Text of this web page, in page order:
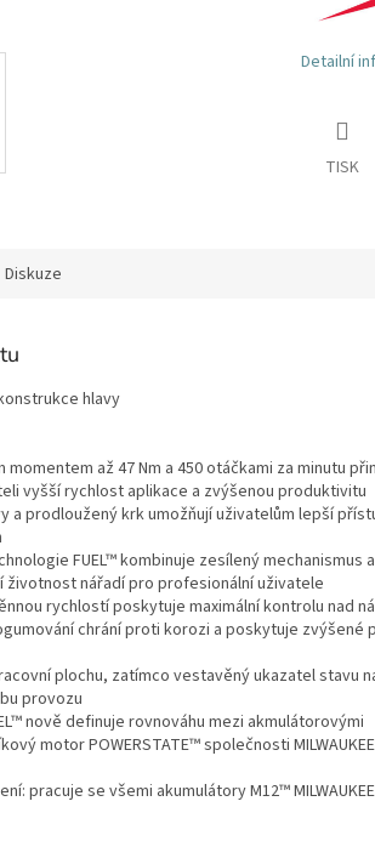
Detailní
TISK
Diskuze
hlavy
momentem až 47 Nm a 450 otáčkami za minutu
vyšší rychlost aplikace a zvýšenou produktivitu
a prodloužený krk umožňují uživatelům lepší
FUEL™ kombinuje zesílený mechanismus
životnost nářadí pro profesionální uživatele
rychlostí poskytuje maximální kontrolu nad
chrání proti korozi a poskytuje zvýšené
plochu, zatímco vestavěný ukazatel stavu
provozu
nově definuje rovnováhu mezi akmulátorovými
motor POWERSTATE™ společnosti
pracuje se všemi akumulátory M12™